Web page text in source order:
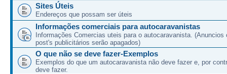
Sites Úteis
Endereços que possam ser úteis
Informações comerciais para autocaravanistas
Informações Comercias uteis para o autocaravanista. (Anuncios
post's publicitários serão apagados)
O que não se deve fazer-Exemplos
Exemplos do que um autocaravanista não deve fazer e, por
deve fazer.